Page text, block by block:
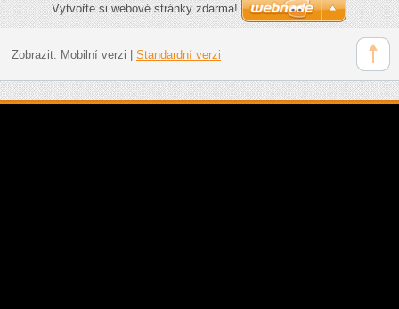
Vytvořte si webové stránky zdarma!
Zobrazit: Mobilní verzi Standardní verzi